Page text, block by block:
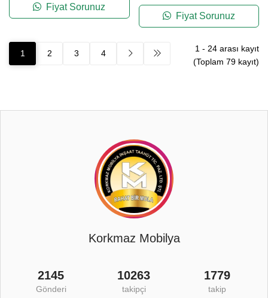
Fiyat Sorunuz
Fiyat Sorunuz
1 2 3 4
1 - 24arası kayıt
(Toplam 79kayıt)
Korkmaz Mobilya
2145
Gönderi
10263
takipçi
1779
takip